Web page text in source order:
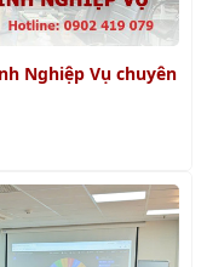
Nghiệp Vụ chuyên